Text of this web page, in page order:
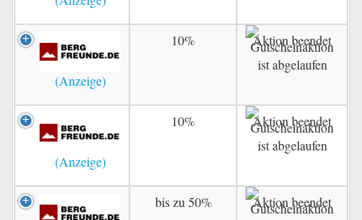
10% Aktion beendet
10% Aktion beendet
bis zu 50% Aktion beendet